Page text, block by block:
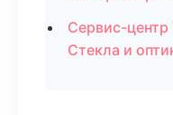
Сервис-центр
Стекла и